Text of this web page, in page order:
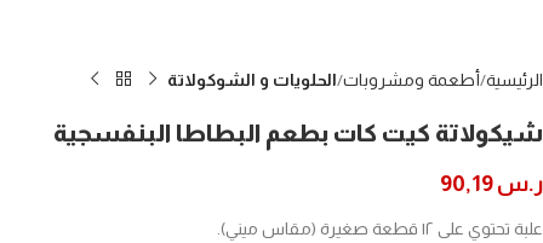
الرئيسية أطعمة ومشروبات الحلويات و الشوكولاتة
شيكولاتة كيت كات بطعم البطاطا البنفسجية
ر.س
علبة تحتوي على ١٢ قطعة صغيرة (مقاس ميني).